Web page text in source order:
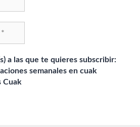
a las que te quieres subscribir:
semanales en cuak
Cuak